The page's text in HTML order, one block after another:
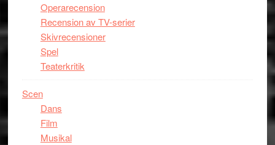
Operarecension
Recension av TV-serier
Skivrecensioner
Spel
Teaterkritik
Scen
Dans
Film
Musikal